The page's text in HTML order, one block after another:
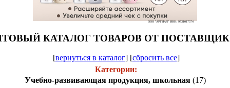
ООО "АРТИАЛ" ИНН: 9731017574
КАТАЛОГ ТОВАРОВ ОТ
[вернуться в каталог] [сбросить все]
Категории:
Учебно-развивающая продукция, школьная (17)